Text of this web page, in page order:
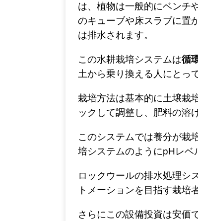
は、植物は一般的にベンチ
のキューブや床スラブに置
は排水されます。
この水耕栽培システムは循
土から乗り換える人にとっ
栽培方法は基本的に土壌栽
ックして調整し、肥料の溶
このシステムでは養分が栽
培システムのようにpHレベ
ロックウールの排水処理シ
トメーションを目指す栽培
さらにこの設備投資は安価